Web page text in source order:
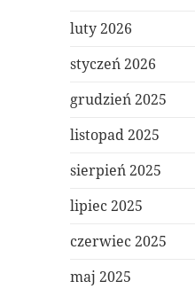
luty 2026
styczeń 2026
grudzień 2025
listopad 2025
sierpień 2025
lipiec 2025
czerwiec 2025
maj 2025